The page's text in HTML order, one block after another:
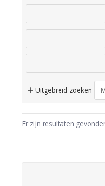
Uitgebreid zoeken
Er zijn resultaten